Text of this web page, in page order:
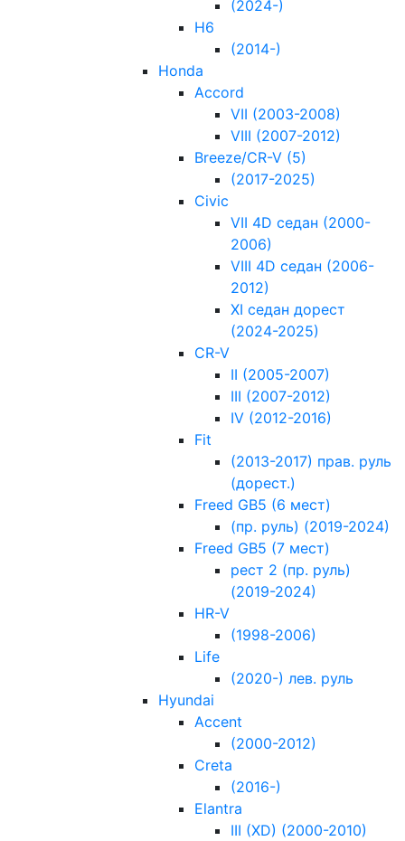
(2024-)
H6
(2014-)
Honda
Accord
VII (2003-2008)
VIII (2007-2012)
Breeze/CR-V (5)
(2017-2025)
Civic
VII 4D седан (2000-
2006)
VIII 4D седан (2006-
2012)
XI седан дорест
(2024-2025)
CR-V
II (2005-2007)
III (2007-2012)
IV (2012-2016)
Fit
(2013-2017) прав. руль
(дорест.)
Freed GB5 (6 мест)
(пр. руль) (2019-2024)
Freed GB5 (7 мест)
рест 2 (пр. руль)
(2019-2024)
HR-V
(1998-2006)
Life
(2020-) лев. руль
Hyundai
Accent
(2000-2012)
Creta
(2016-)
Elantra
III (XD) (2000-2010)